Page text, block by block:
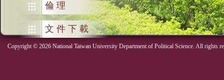
倫理
文件下載
Copyright © 2026 National Taiwan University Department of Political Science. All rights